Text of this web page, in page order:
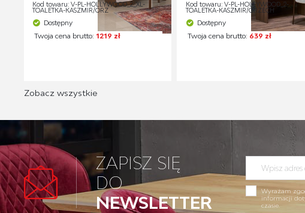
Kod towaru: V-PL-HOLLYWOOD_2_XL-
TOALETKA-KASZMIR/ORZ
Dostępny
Twoja cena brutto:1219 zł
Kod towaru: V-PL-HOLLYWOOD_2-
TOALETKA-KASZMIR/ORZECH
Dostępny
Twoja cena brutto: 639 zł
Zobacz wszystkie
ZAPISZ SIĘ
DO
NEWSLETTER
Wyrażam
informacji
czasie.